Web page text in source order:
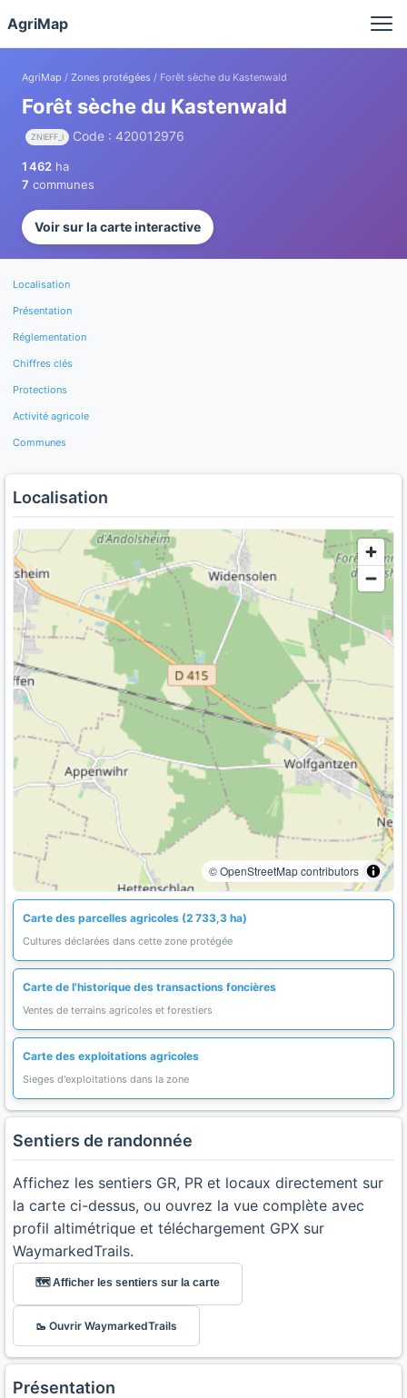
AgriMap
AgriMap / Zones protégées / Forêt sèche du Kastenwald
Forêt sèche du Kastenwald
ZNIEFF_I Code : 420012976
1 462 ha
7 communes
Voir sur la carte interactive
Localisation
Présentation
Réglementation
Chiffres clés
Protections
Activité agricole
Communes
Localisation
© OpenStreetMap contributors
Carte des parcelles agricoles (2 733,3 ha)
Cultures déclarées dans cette zone protégée
Carte de l'historique des transactions foncières
Ventes de terrains agricoles et forestiers
Carte des exploitations agricoles
Sieges d'exploitations dans la zone
Sentiers de randonnée
Affichez les sentiers GR, PR et locaux directement sur
la carte ci-dessus, ou ouvrez la vue complète avec
profil altimétrique et téléchargement GPX sur
WaymarkedTrails.
🗺️ Afficher les sentiers sur la carte
🥾 Ouvrir WaymarkedTrails
Présentation